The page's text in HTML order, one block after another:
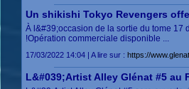
Un shikishi Tokyo Revengers
À l&#39;occasion de la sortie du tome 17
!Opération commerciale disponible ...
17/03/2022 14:04 | A lire sur : https://
L&#039;Artist Alley Glénat #5 au